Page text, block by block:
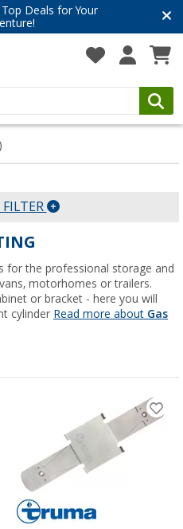
Top Deals for Your
FILTER
for the professional storage and
motorhomes or trailers.
or bracket - here you will
cylinder Read more about Gas